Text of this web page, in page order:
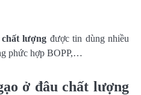
lượng được tin dùng nhiều
phức hợp BOPP,…
ở đâu chất lượng